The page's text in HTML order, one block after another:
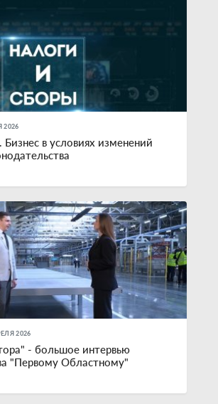
2026
в условиях изменений
2026
- большое интервью
"Первому Областному"